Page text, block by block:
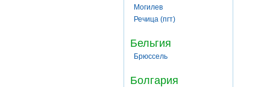
Могилев
Речица (пгт)
Бельгия
Брюссель
Болгария